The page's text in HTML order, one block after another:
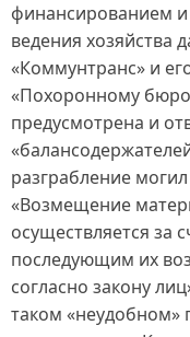
финансированием и
ведения хозяйства
«Коммунтранс» и
«Похоронному
предусмотрена и
разграбление
«Возмещение
осуществляется за
последующим их
согласно закону
таком «неудобном»